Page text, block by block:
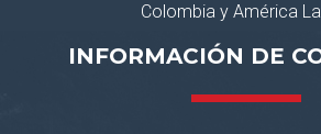
Colombia y América
INFORMACIÓN DE